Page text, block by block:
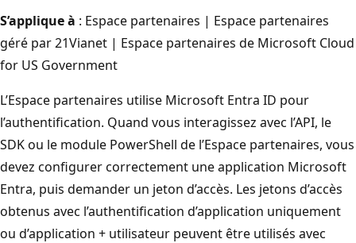
S’applique à : Espace partenaires | Espace partenaires
géré par 21Vianet | Espace partenaires de Microsoft Cloud
for US Government
L’Espace partenaires utilise Microsoft Entra ID pour
l’authentification. Quand vous interagissez avec l’API, le
SDK ou le module PowerShell de l’Espace partenaires, vous
devez configurer correctement une application Microsoft
Entra, puis demander un jeton d’accès. Les jetons d’accès
obtenus avec l’authentification d’application uniquement
ou d’application + utilisateur peuvent être utilisés avec